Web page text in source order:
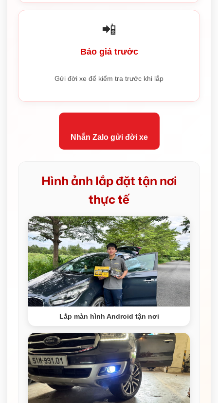
📲
Báo giá trước
Gửi đời xe để kiểm tra trước khi lắp
Nhắn Zalo gửi đời xe
Hình ảnh lắp đặt tận nơi
thực tế
Lắp màn hình Android tận nơi